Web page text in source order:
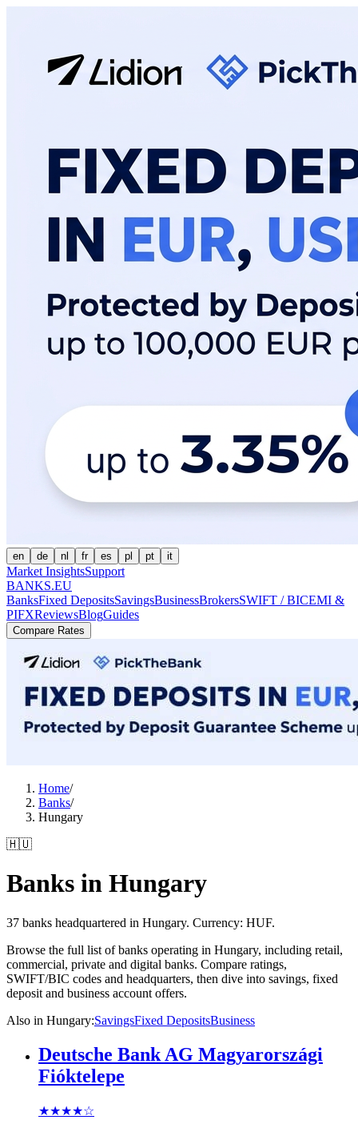
en de nl fr es pl pt it
Market InsightsSupport
BANKS.EU
BanksFixed DepositsSavingsBusinessBrokersSWIFT / BICEMI &
PIFXReviewsBlogGuides
Compare Rates
Home/
Banks/
Hungary
🇭🇺
Banks in Hungary
37 banks headquartered in Hungary. Currency: HUF.
Browse the full list of banks operating in Hungary, including retail,
commercial, private and digital banks. Compare ratings,
SWIFT/BIC codes and headquarters, then dive into savings, fixed
deposit and business account offers.
Also in Hungary:SavingsFixed DepositsBusiness
Deutsche Bank AG Magyarországi
Fióktelepe
★★★★☆